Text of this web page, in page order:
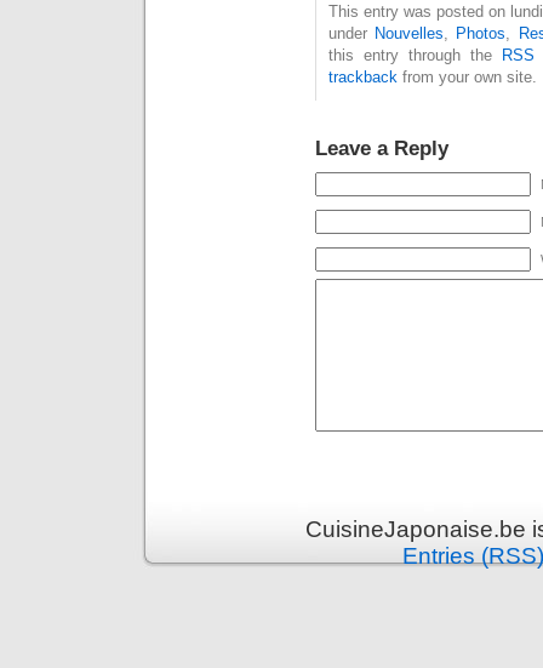
This entry was posted on
under Nouvelles Photos
this entry through the RSS
trackback from your own site.
Leave a Reply
CuisineJaponaise.be
Entries (RSS)